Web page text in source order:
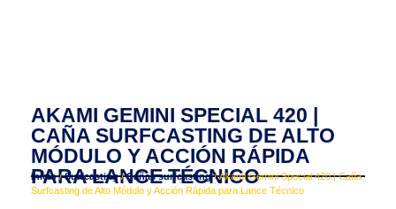
AKAMI GEMINI SPECIAL 420 |
CAÑA SURFCASTING DE ALTO
MÓDULO Y ACCIÓN RÁPIDA
PARA LANCE TÉCNICO
Inicio/Surfcasting/Cañas surfcasting/ Akami Gemini Special 420 | Caña
Surfcasting de Alto Módulo y Acción Rápida para Lance Técnico